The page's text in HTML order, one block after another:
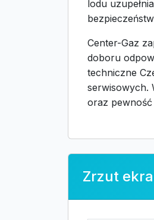
lodu
Center-Gaz
doboru
techniczne
serwisowych.
oraz
Zrzut